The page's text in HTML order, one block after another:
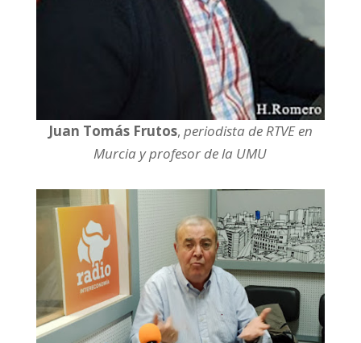
Juan Tomás Frutos, periodista de RTVE en
Murcia y profesor de la UMU